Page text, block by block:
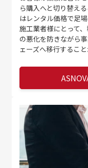
ら購入へと切り替え
はレンタル価格で足
施工業者様にとって
の悪化を防きながら
ェーズへ移行すること